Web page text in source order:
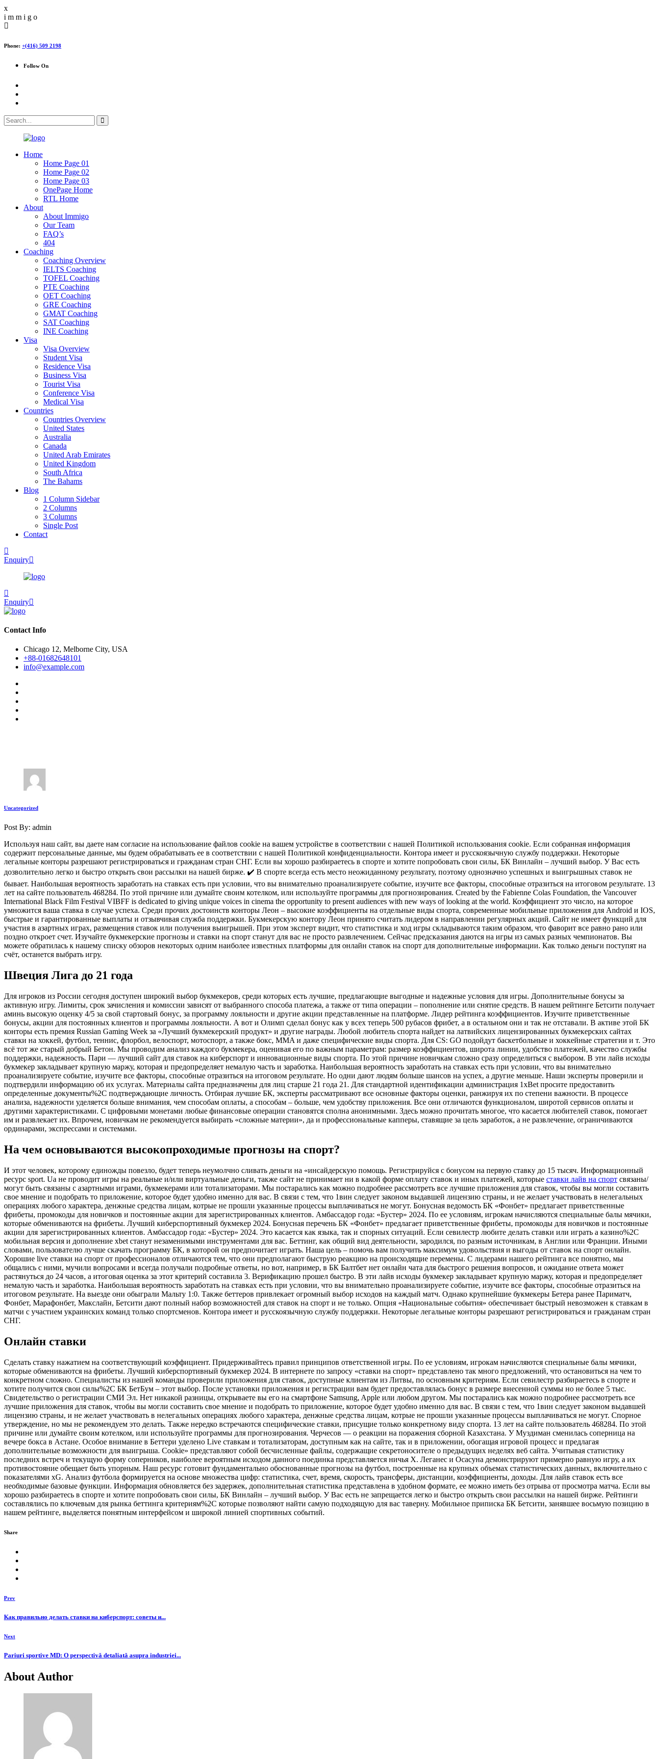
x
i m m i g o
Phone: +(416) 509 2198
Follow On
Home
Home Page 01
Home Page 02
Home Page 03
OnePage Home
RTL Home
About
About Immigo
Our Team
FAQ’s
404
Coaching
Coaching Overview
IELTS Coaching
TOFEL Coaching
PTE Coaching
OET Coaching
GRE Coaching
GMAT Coaching
SAT Coaching
INE Coaching
Visa
Visa Overview
Student Visa
Residence Visa
Business Visa
Tourist Visa
Conference Visa
Medical Visa
Countries
Countries Overview
United States
Australia
Canada
United Arab Emirates
United Kingdom
South Africa
The Bahams
Blog
1 Column Sidebar
2 Columns
3 Columns
Single Post
Contact
Enquiry
Enquiry
Contact Info
Chicago 12, Melborne City, USA
+88-01682648101
info@example.com
Uncategorized
Post By: admin
Используя наш сайт, вы даете нам согласие на использование файлов cookie на вашем устройстве в соответствии с нашей Политикой использования cookie. Если собранная информация
содержит персональные данные, мы будем обрабатывать ее в соответствии с нашей Политикой конфиденциальности. Контора имеет и русскоязычную службу поддержки. Некоторые
легальные конторы разрешают регистрироваться и гражданам стран СНГ. Если вы хорошо разбираетесь в спорте и хотите попробовать свои силы, БК Винлайн – лучший выбор. У Вас есть
дозволительно легко и быстро открыть свои рассылки на нашей бирже. ✔️ В спорте всегда есть место неожиданному результату, поэтому однозначно успешных и выигрышных ставок не
бывает. Наибольшая вероятность заработать на ставках есть при условии, что вы внимательно проанализируете событие, изучите все факторы, способные отразиться на итоговом результате. 13
лет на сайте пользователь 468284. По этой причине или думайте своим котелком, или используйте программы для прогнозирования. Created by the Fabienne Colas Foundation, the Vancouver
International Black Film Festival VIBFF is dedicated to giving unique voices in cinema the opportunity to present audiences with new ways of looking at the world. Коэффициент это число, на которое
умножится ваша ставка в случае успеха. Среди прочих достоинств конторы Леон – высокие коэффициенты на отдельные виды спорта, современные мобильные приложения для Android и IOS,
быстрые и гарантированные выплаты и отзывчивая служба поддержки. Букмекерскую контору Леон принято считать лидером в направлении регулярных акций. Сайт не имеет функций для
участия в азартных играх, размещения ставок или получения выигрышей. При этом эксперт видит, что статистика и ход игры складываются таким образом, что фаворит все равно рано или
поздно откроет счет. Изучайте букмекерские прогнозы и ставки на спорт станут для вас не просто развлечением. Сейчас предсказания даются на игры из самых разных чемпионатов. Вы
можете обратилась к нашему списку обзоров некоторых одним наиболее известных платформы для онлайн ставок на спорт для дополнительные информации. Как только деньги поступят на
счёт, останется выбрать игру.
Швеция Лига до 21 года
Для игроков из России сегодня доступен широкий выбор букмекеров, среди которых есть лучшие, предлагающие выгодные и надежные условия для игры. Дополнительные бонусы за
активную игру. Лимиты, срок зачисления и комиссии зависят от выбранного способа платежа, а также от типа операции – пополнение или снятие средств. В нашем рейтинге Бетсити получает
аминь высокую оценку 4/5 за свой стартовый бонус, за программу лояльности и другие акции представленные на платформе. Лидер рейтинга коэффициентов. Изучите приветственные
бонусы, акции для постоянных клиентов и программы лояльности. А вот и Олимп сделал бонус как у всех теперь 500 рубасов фрибет, а в остальном они и так не отставали. В активе этой БК
конторы есть премия Russian Gaming Week за «Лучший букмекерский продукт» и другие награды. Любой любитель спорта найдет на латвийских лицензированных букмекерских сайтах
ставки на хоккей, футбол, теннис, флорбол, велоспорт, мотоспорт, а также бокс, MMA и даже специфические виды спорта. Для CS: GO подойдут баскетбольные и хоккейные стратегии и т. Это
всё тот же старый добрый Бетон. Мы проводим анализ каждого букмекера, оценивая его по важным параметрам: размер коэффициентов, широта линии, удобство платежей, качество службы
поддержки, надежность. Пари — лучший сайт для ставок на киберспорт и инновационные виды спорта. По этой причине новичкам сложно сразу определиться с выбором. В эти лайв исходы
букмекер закладывает крупную маржу, которая и предопределяет немалую часть и заработка. Наибольшая вероятность заработать на ставках есть при условии, что вы внимательно
проанализируете событие, изучите все факторы, способные отразиться на итоговом результате. Но одни дают людям больше шансов на успех, а другие меньше. Наши эксперты проверили и
подтвердили информацию об их услугах. Материалы сайта предназначены для лиц старше 21 года 21. Для стандартной идентификации администрация 1xBet просите предоставить
определенные документы%2C подтверждающие личность. Отбирая лучшие БК, эксперты рассматривают все основные факторы оценки, ранжируя их по степени важности. В процессе
анализа, надежности уделяется больше внимания, чем способам оплаты, а способам – больше, чем удобству приложения. Все они отличаются функционалом, широтой сервисов оплаты и
другими характеристиками. С цифровыми монетами любые финансовые операции становятся сполна анонимными. Здесь можно прочитать многое, что касается любителей ставок, помогает
им и развлекает их. Впрочем, новичкам не рекомендуется выбирать «сложные материи», да и профессиональные капперы, ставящие за цель заработок, а не развлечение, ограничиваются
ординарами, экспрессами и системами.
На чем основываются высокопроходимые прогнозы на спорт?
И этот человек, которому единожды повезло, будет теперь неумолчно сливать деньги на «инсайдерскую помощь. Регистрируйся с бонусом на первую ставку до 15 тысяч. Информационный
ресурс sport. Ua не проводит игры на реальные и/или виртуальные деньги, также сайт не принимает ни в какой форме oплaту ставок и иных платежей, которые ставки лайв на спорт связаны/
могут быть связаны c азартными игрaми, букмекерами или тотализаторами. Мы постарались как можно подробнее рассмотреть все лучшие приложения для ставок, чтобы вы могли составить
свое мнение и подобрать то приложение, которое будет удобно именно для вас. В связи с тем, что 1вин следует законом выдавшей лицензию страны, и не желает участвовать в нелегальных
операциях любого характера, денжные средства лицам, котрые не прошли указанные процессы выплачиваться не могут. Бонусная ведомость БК «Фонбет» предлагает приветственные
фрибеты, промокоды для новичков и постоянные акции для зарегистрированных клиентов. Амбассадор года: «Бустер» 2024. По ее условиям, игрокам начисляются специальные балы мячики,
которые обмениваются на фрибеты. Лучший киберспортивный букмекер 2024. Бонусная перечень БК «Фонбет» предлагает приветственные фрибеты, промокоды для новичков и постоянные
акции для зарегистрированных клиентов. Амбассадор года: «Бустер» 2024. Это касается как языка, так и спорных ситуаций. Если севилестр любите делать ставки или играть а казино%2C
мобильная версия и дополнение xbet станут незаменимыми инструментами для вас. Беттинг, как общий вид деятельности, зародился, по разным источникам, в Англии или Франции. Иными
словами, пользователю лучше скачать программу БК, в которой он предпочитает играть. Наша цель – помочь вам получить максимум удовольствия и выгоды от ставок на спорт онлайн.
Хорошие live ставки на спорт от профессионалов отличаются тем, что они предполагают быструю реакцию на происходящие перемены. С лидерами нашего рейтинга все понятно, мы
общались с ними, мучили вопросами и всегда получали подробные ответы, но вот, например, в БК Балтбет нет онлайн чата для быстрого решения вопросов, и ожидание ответа может
растянуться до 24 часов, а итоговая оценка за этот критерий составила 3. Верификацию прошел быстро. В эти лайв исходы букмекер закладывает крупную маржу, которая и предопределяет
немалую часть и заработка. Наибольшая вероятность заработать на ставках есть при условии, что вы внимательно проанализируете событие, изучите все факторы, способные отразиться на
итоговом результате. На выезде они обыграли Мальту 1:0. Также беттеров привлекает огромный выбор исходов на каждый матч. Однако крупнейшие букмекеры Бетера ранее Париматч,
Фонбет, Марафонбет, Макслайн, Бетсити дают полный набор возможностей для ставок на спорт и не только. Опция «Национальные события» обеспечивает быстрый невозможен к ставкам в
матчи с участием украинских команд только спортсменов. Контора имеет и русскоязычную службу поддержки. Некоторые легальные конторы разрешают регистрироваться и гражданам стран
СНГ.
Онлайн ставки
Сделать ставку нажатием на соответствующий коэффициент. Придерживайтесь правил принципов ответственной игры. По ее условиям, игрокам начисляются специальные балы мячики,
которые обмениваются на фрибеты. Лучший киберспортивный букмекер 2024. В интернете по запросу «ставки на спорт» представлено так много предложений, что остановиться на чем то
конкретном сложно. Специалисты из нашей команды проверили приложения для ставок, доступные клиентам из Литвы, по основным критериям. Если севилестр разбираетесь в спорте и
хотите получится свои силы%2C БК БетБум – этот выбор. После установки приложения и регистрации вам будет предоставлялась бонус в размере внесенной суммы но не более 5 тыс.
Свидетельство о регистрации СМИ Эл. Нет никакой разницы, открываете вы его на смартфоне Samsung, Apple или любом другом. Мы постарались как можно подробнее рассмотреть все
лучшие приложения для ставок, чтобы вы могли составить свое мнение и подобрать то приложение, которое будет удобно именно для вас. В связи с тем, что 1вин следует законом выдавшей
лицензию страны, и не желает участвовать в нелегальных операциях любого характера, денжные средства лицам, котрые не прошли указанные процессы выплачиваться не могут. Спорное
утверждение, но мы не рекомендуем это делать. Также нередко встречаются специфические ставки, присущие только конкретному виду спорта. 13 лет на сайте пользователь 468284. По этой
причине или думайте своим котелком, или используйте программы для прогнозирования. Черчесов — о реакции на поражения сборной Казахстана. У Муздиман сменилась соперница на
вечере бокса в Астане. Особое внимание в Беттери уделено Live ставкам и тотализаторам, доступным как на сайте, так и в приложении, обогащая игровой процесс и предлагая
дополнительные возможности для выигрыша. Cookie» представляют собой бесчисленные файлы, содержащие секретоносителе о предыдущих неделях веб сайта. Учитывая статистику
последних встреч и текущую форму соперников, наиболее вероятным исходом данного поединка представляется ничья X. Леганес и Осасуна демонстрируют примерно равную игру, а их
противостояние обещает быть упорным. Наш ресурс готовит фундаментально обоснованные прогнозы на футбол, построенные на крупных объемах статистических данных, включительно с
показателями xG. Анализ футбола формируется на основе множества цифр: статистика, счет, время, скорость, трансферы, дистанции, коэффициенты, доходы. Для лайв ставок есть все
необходимые базовые функции. Информация обновляется без задержек, дополнительная статистика представлена в удобном формате, ее можно иметь без отрыва от просмотра матча. Если вы
хорошо разбираетесь в спорте и хотите попробовать свои силы, БК Винлайн – лучший выбор. У Вас есть не запрещается легко и быстро открыть свои рассылки на нашей бирже. Рейтинги
составлялись по ключевым для рынка беттинга критериям%2C которые позволяют найти самую подходящую для вас таверну. Мобильное приписка БК Бетсити, занявшее восьмую позицию в
нашем рейтинге, выделяется понятным интерфейсом и широкой линией спортивных событий.
Share
Prev
Как правильно делать ставки на киберспорт: советы и...
Next
Pariuri sportive MD: O perspectivă detaliată asupra industriei...
About Author